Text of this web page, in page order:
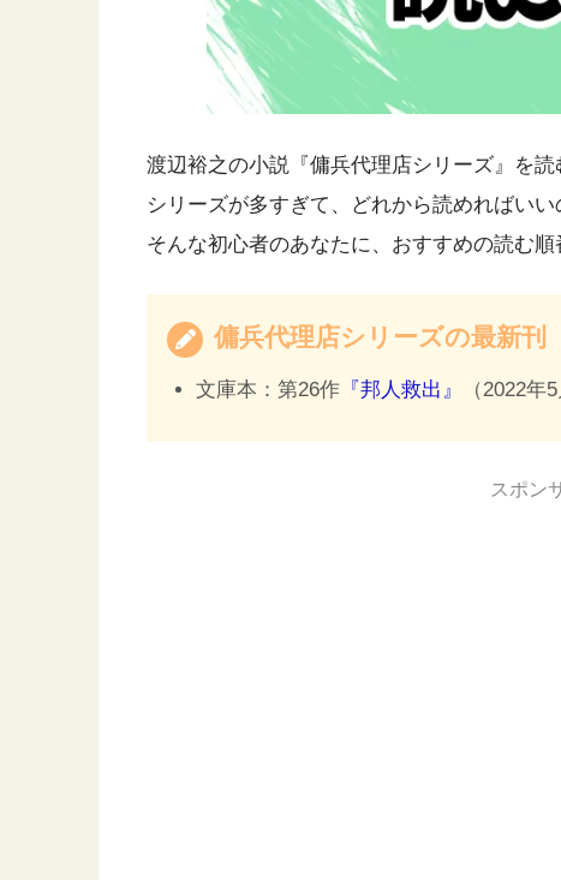
渡辺裕之の小説『傭兵代理店シリーズ』を
シリーズが多すぎて、どれから読めればいい
そんな初心者のあなたに、おすすめの読む
傭兵代理店シリーズの最新刊
文庫本：第26作 『邦人救出』 （2022年
スポン